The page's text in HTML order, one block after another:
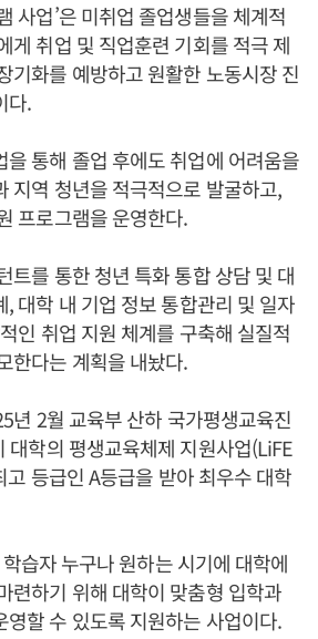
사업’은 미취업 졸업생들을 체계적
게 취업 및 직업훈련 기회를 적극 제
기화를 예방하고 원활한 노동시장 진
다.
을 통해 졸업 후에도 취업에 어려움을
지역 청년을 적극적으로 발굴하고,
프로그램을 운영한다.
트를 통한 청년 특화 통합 상담 및 대
, 대학 내 기업 정보 통합관리 및 일자
인 취업 지원 체계를 구축해 실질적
한다는 계획을 내놨다.
년 2월 교육부 산하 국가평생교육진
대학의 평생교육체제 지원사업(LiFE
고 등급인 A등급을 받아 최우수 대학
습자 누구나 원하는 시기에 대학에
련하기 위해 대학이 맞춤형 입학과
영할 수 있도록 지원하는 사업이다.